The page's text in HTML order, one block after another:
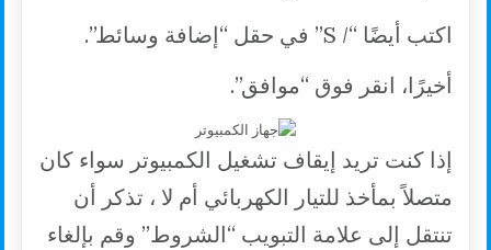
اكتب أيضًا “/ S” في حقل “إضافة وسائط”.
أخيرًا، انقر فوق “موافق”.
إذا كنت تريد إيقاف تشغيل الكمبيوتر سواء كان
متصلاً بمأخذ للتيار الكهربائي أم لا ، تذكر أن
تنتقل إلى علامة التبويب “الشروط” وقم بإلغاء